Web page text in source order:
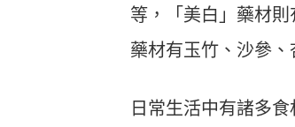
等，「美白」藥材
藥材有玉竹、沙參、
日常生活中有諸多